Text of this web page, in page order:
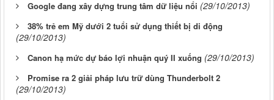
Google đang xây dựng trung tâm dữ liệu nổi (29/10/2013)
38% trẻ em Mỹ dưới 2 tuổi sử dụng thiết bị di động
(29/10/2013)
Canon hạ mức dự báo lợi nhuận quý II xuống (29/10/2013)
Promise ra 2 giải pháp lưu trữ dùng Thunderbolt 2
(29/10/2013)